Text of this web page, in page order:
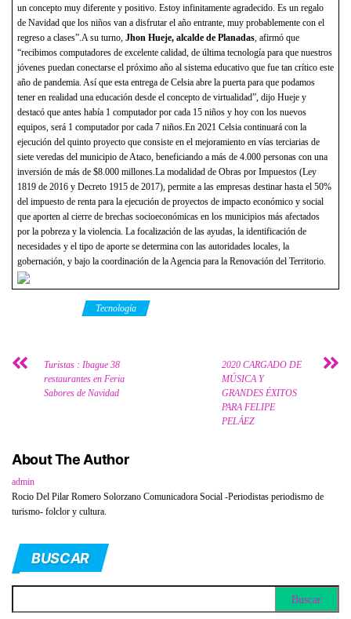
un concepto muy diferente y positivo. Estoy infinitamente agradecido. Es un regalo
de Navidad que los niños van a disfrutar el año entrante, muy probablemente con el
regreso a clases”.A su turno, Jhon Hueje, alcalde de Planadas, afirmó que
“recibimos computadores de excelente calidad, de última tecnología para que nuestros
jóvenes puedan conectarse el próximo año al sistema educativo que fue tan crítico este
año de pandemia. Así que esta entrega de Celsia abre la puerta para que podamos
tener en realidad una educación desde el concepto de virtualidad”, dijo Hueje y
destacó que antes había 1 computador por cada 15 niños y hoy con los nuevos
equipos, será 1 computador por cada 7 niños.En 2021 Celsia continuará con la
ejecución del quinto proyecto que consiste en el mejoramiento en vías terciarias de
siete veredas del municipio de Ataco, beneficiando a más de 4.000 personas con una
inversión de más de $8.000 millones.La modalidad de Obras por Impuestos (Ley
1819 de 2016 y Decreto 1915 de 2017), permite a las empresas destinar hasta el 50%
del impuesto de renta para la ejecución de proyectos de impacto económico y social
que aporten al cierre de brechas socioeconómicas en los municipios más afectados
por la pobreza y la violencia. La focalización de las ayudas, la identificación de
necesidades y el tipo de aporte se determina con las autoridades locales, la
gobernación, y bajo la coordinación de la Agencia para la Renovación del Territorio.
Tecnología
Turistas : Ibague 38
restaurantes en Feria
Sabores de Navidad
2020 CARGADO DE
MÚSICA Y
GRANDES ÉXITOS
PARA FELIPE
PELÁEZ
About The Author
admin
Rocio Del Pilar Romero Solorzano Comunicadora Social -Periodistas periodismo de
turismo- folclor y cultura.
BUSCAR